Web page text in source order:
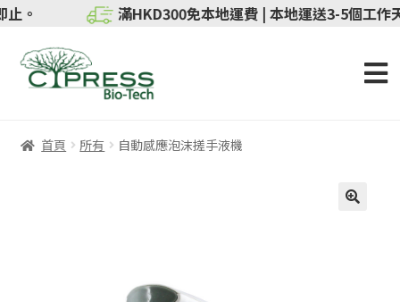
即止。 滿HKD300免本地運費 | 本地運送3-5個工作天
首頁 所有 自動感應泡沫搓手液機